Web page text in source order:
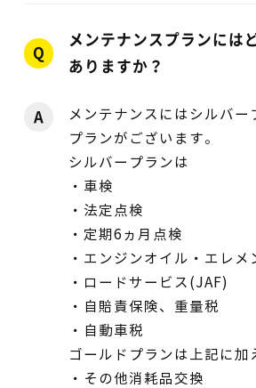
Q
メンテナンスプランには
ありますか？
A
メンテナンスにはシルバー
プランがございます。
シルバープランは
・車検
・法定点検
・定期6ヵ月点検
・エンジンオイル・エレメ
・ロードサービス(JAF)
・自賠責保険、重量税
・自動車税
ゴールドプランは上記に加
・その他消耗品交換